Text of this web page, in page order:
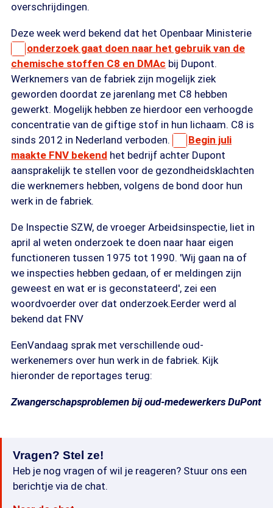
overschrijdingen.
Deze week werd bekend dat het Openbaar Ministerie
onderzoek gaat doen naar het gebruik van de
chemische stoffen C8 en DMAc bij Dupont.
Werknemers van de fabriek zijn mogelijk ziek
geworden doordat ze jarenlang met C8 hebben
gewerkt. Mogelijk hebben ze hierdoor een verhoogde
concentratie van de giftige stof in hun lichaam. C8 is
sinds 2012 in Nederland verboden.
Begin juli
maakte FNV bekend het bedrijf achter Dupont
aansprakelijk te stellen voor de gezondheidsklachten
die werknemers hebben, volgens de bond door hun
werk in de fabriek.
De Inspectie SZW, de vroeger Arbeidsinspectie, liet in
april al weten onderzoek te doen naar haar eigen
functioneren tussen 1975 tot 1990. 'Wij gaan na of
we inspecties hebben gedaan, of er meldingen zijn
geweest en wat er is geconstateerd', zei een
woordvoerder over dat onderzoek.Eerder werd al
bekend dat FNV
EenVandaag sprak met verschillende oud-
werkenemers over hun werk in de fabriek. Kijk
hieronder de reportages terug:
Zwangerschapsproblemen bij oud-medewerkers DuPont
Vragen? Stel ze!
Heb je nog vragen of wil je reageren? Stuur ons een
berichtje via de chat.